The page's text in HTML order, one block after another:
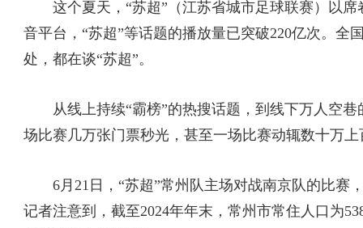
这个夏天，“苏超”（江苏省城市足球联赛）以席
音平台，“苏超”等话题的播放量已突破220亿次。全
处，都在谈“苏超”。
从线上持续“霸榜”的热搜话题，到线下万人空巷
场比赛几万张门票秒光，甚至一场比赛动辄数十万
6月21日，“苏超”常州队主场对战南京队的比赛
记者注意到，截至2024年年末，常州市常住人口为